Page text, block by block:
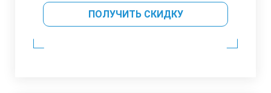
ПОЛУЧИТЬ СКИДКУ